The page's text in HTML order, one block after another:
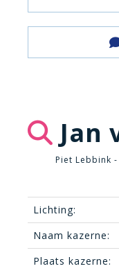
Jan
Piet Lebbink
Lichting:
Naam kazerne:
Plaats kazerne: